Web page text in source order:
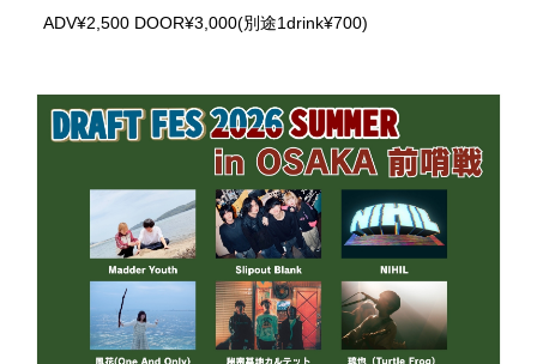
ADV¥2,500 DOOR¥3,000(別途1drink¥700)